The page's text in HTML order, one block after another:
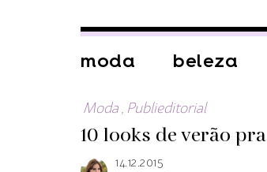
moda beleza
Moda , Publieditorial
10 looks de verão
14.12.2015